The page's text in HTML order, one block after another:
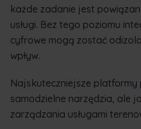
każde zadanie jest
usługi. Bez tego poziomu
cyfrowe mogą zostać
wpływ.
Najskuteczniejsze
samodzielne narzędzia, ale
zarządzania usługami